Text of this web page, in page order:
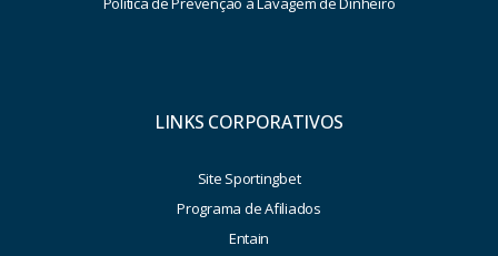
LINKS CORPORATIVOS
Site Sportingbet
Programa de Afiliados
Entain